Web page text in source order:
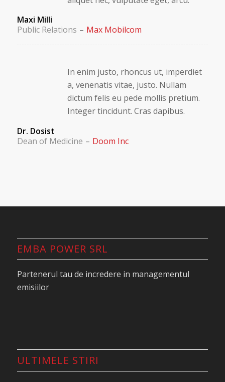
Maxi Milli
Public Relations – Max Mobilcom
In enim justo, rhoncus ut, imperdiet
a, venenatis vitae, justo. Nullam
dictum felis eu pede mollis pretium.
Integer tincidunt. Cras dapibus.
Dr. Dosist
Dean of Medicine – Doom Inc
EMBA POWER SRL
Partenerul tau de incredere in managementul
emisiilor
ULTIMELE STIRI